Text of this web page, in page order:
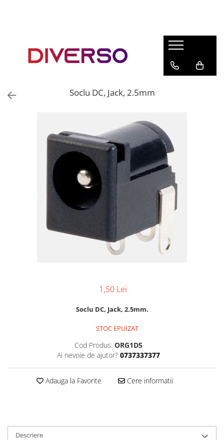
ASA
MULTIMATERIAL
Soclu DC, Jack, 2.5mm
1,50 Lei
Soclu DC, Jack, 2.5mm.
STOC EPUIZAT
Cod Produs: ORG1D5
Ai nevoie de ajutor? 0737337377
Adauga la Favorite Cere informatii
Descriere